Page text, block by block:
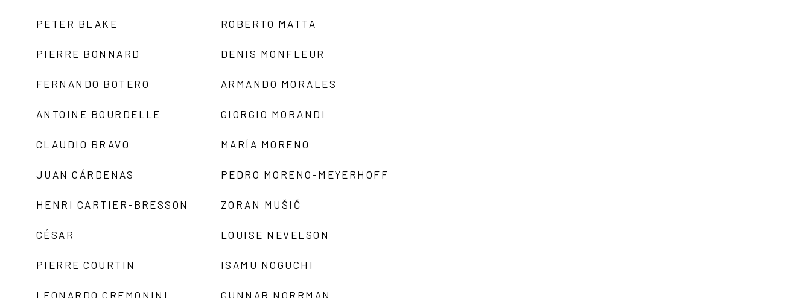
PETER BLAKE
PIERRE BONNARD
FERNANDO BOTERO
ANTOINE BOURDELLE
CLAUDIO BRAVO
JUAN CÁRDENAS
HENRI CARTIER-BRESSON
CÉSAR
PIERRE COURTIN
LEONARDO CREMONINI
ROBERTO MATTA
DENIS MONFLEUR
ARMANDO MORALES
GIORGIO MORANDI
MARÍA MORENO
PEDRO MORENO-MEYERHOFF
ZORAN MUŠIČ
LOUISE NEVELSON
ISAMU NOGUCHI
GUNNAR NORRMAN